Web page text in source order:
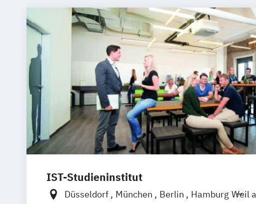
IST-Studieninstitut
Düsseldorf München Berlin Hamburg Weil